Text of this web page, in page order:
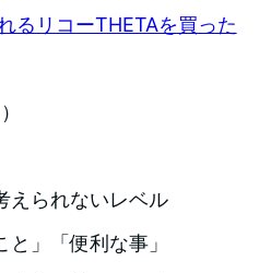
るリコーTHETAを買った
えられないレベル
と」「便利な事」